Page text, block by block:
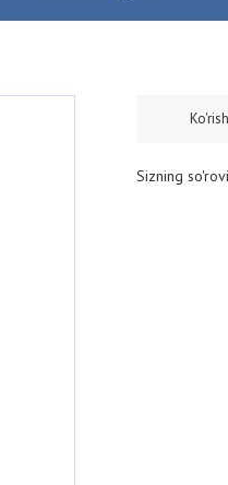
Sizning